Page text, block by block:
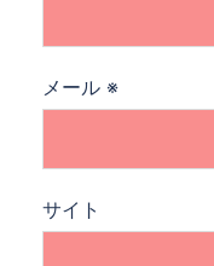
メール ※
サイト